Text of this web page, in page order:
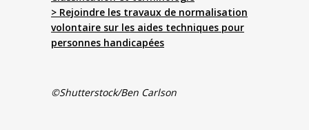
> Rejoindre les travaux de normalisation
volontaire sur les aides techniques pour
personnes handicapées
©Shutterstock/Ben Carlson